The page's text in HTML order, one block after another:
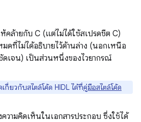
คล้ายกับ C (แต่ไม่ได้ใช้สเปรดชีต C)
ดที่ไม่ได้อธิบายไว้ด้านล่าง (นอกเหนือ
ดเจน) เป็นส่วนหนึ่งของไวยากรณ์
เกี่ยวกับสไตล์โค้ด HIDL ได้ที่คู่มือสไตล์โค้ด
วามคิดเห็นในเอกสารประกอบ ซึ่งใช้ได้